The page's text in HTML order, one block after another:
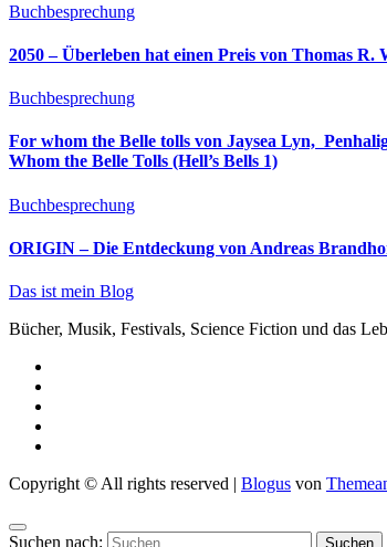
Buchbesprechung
2050 – Überleben hat einen Preis von Thomas R.
Buchbesprechung
For whom the Belle tolls von Jaysea Lyn, ‎ Penhaligon Verlag, ‎ 1.
Whom the Belle Tolls (Hell’s Bells 1)
Buchbesprechung
ORIGIN – Die Entdeckung von Andreas
Das ist mein Blog
Bücher, Musik, Festivals, Science Fiction und das
Copyright © All rights reserved | Blogus von
Suchen nach: